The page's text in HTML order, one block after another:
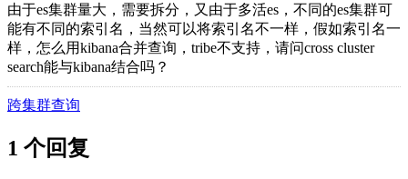
由于es集群量大，需要拆分，又由于多活es，不同的es集群可
能有不同的索引名，当然可以将索引名不一样，假如索引名一
样，怎么用kibana合并查询，tribe不支持，请问cross cluster
search能与kibana结合吗？
跨集群查询
1 个回复